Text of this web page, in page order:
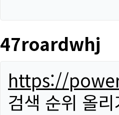
47roardwhj
https://
검색 순위 올